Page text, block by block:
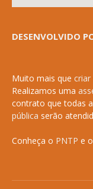
DESENVOLVIDO
Muito mais que criar
Realizamos uma
contrato que todas
pública serão
Conheça o PNTP e o